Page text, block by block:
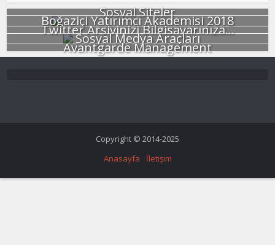
Sosyal Siteler
Boğaziçi Yatırımcı Akademisi 2018
Twitter Arşivinizi Bilgisayarınıza...
Sosyal Medya Araçları
Avantgarde Management
Copyright © 2014-2025
Anasayfa
İletişim